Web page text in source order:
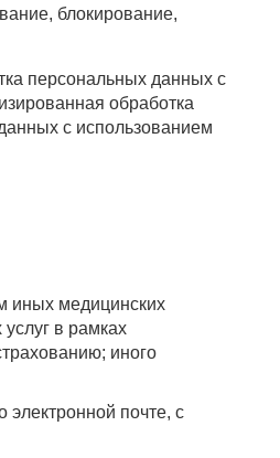
блокирование,
персональных данных с
обработка
с использованием
иных медицинских
в рамках
иного
почте, с